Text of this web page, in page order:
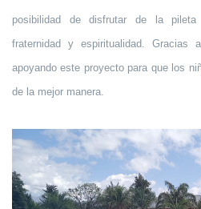
posibilidad de disfrutar de la
fraternidad y espiritualidad.
apoyando este proyecto para que los
de la mejor manera.